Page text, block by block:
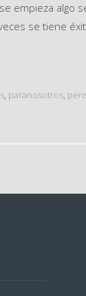
empieza algo
se tiene
, paranosotros,